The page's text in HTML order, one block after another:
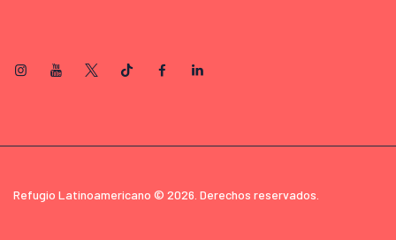
Refugio Latinoamericano © 2026. Derechos reservados.